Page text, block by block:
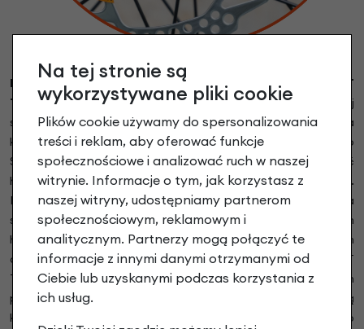
Hydrauliczne hamulce tarczowe Shimano Deore XT
T8000.Hamulec tarczowy o dużej, precyzyjnie odmierzonej
sile hamowania w mocnej konstrukcji. Dopracowana
konstrukcja zacisku hydraulicznego hamulca tarczowego
SHIMANO DEORE XT gwarantuje niezawodną skuteczność
hamowania. Przeciwstawne tłoki zapobiegają wibracjom.
Naturalny olej mineralny jako płyn hydrauliczny, przyjazny dla
środowiska i nie jest toksyczny ani żrący, w rowerowych
hydraulicznych układach hamulcowych optymalne medium
działa. 3-palcowa dźwignia hamulcowa Shimano DEORE XT
T8000 stanowi punkt odniesienia w branży pod względem
przystępnej wydajności, mają dłuższą konstrukcję i są
kompatybilne z mocowaniem I-SPEC II. Tarcze hamulcowe to
Na tej stronie są
wykorzystywane pliki cookie
Plików cookie używamy do spersonalizowania
treści i reklam, aby oferować funkcje
społecznościowe i analizować ruch w naszej
witrynie. Informacje o tym, jak korzystasz z
naszej witryny, udostępniamy partnerom
społecznościowym, reklamowym i
analitycznym. Partnerzy mogą połączyć te
informacje z innymi danymi otrzymanymi od
Ciebie lub uzyskanymi podczas korzystania z
ich usług.